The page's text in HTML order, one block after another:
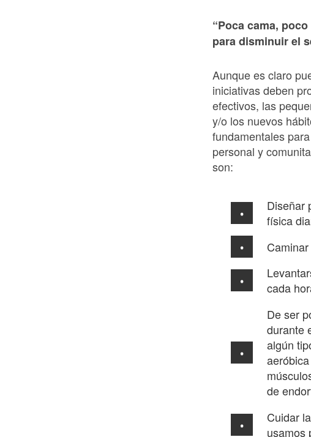
“Poca cama,
para disminuir el
Aunque es claro
iniciativas deben
efectivos, las
y/o los nuevos
fundamentales
personal y
son:
Diseñar
física
cada
De ser
durante
algún
de
Cuidar
usamos